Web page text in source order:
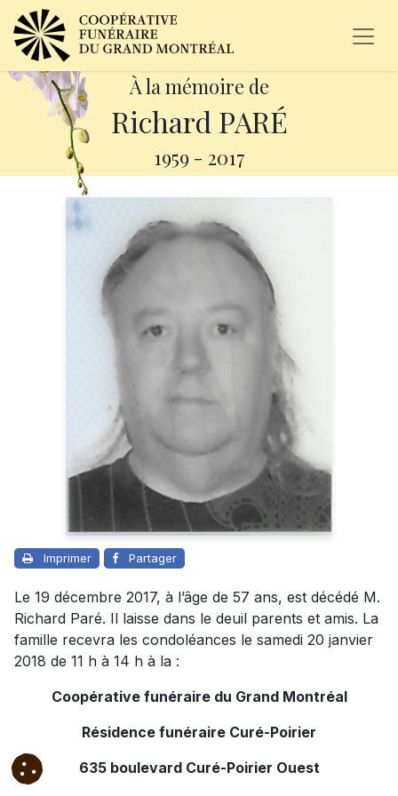
À la mémoire de
Richard PARÉ
1959 - 2017
Imprimer Partager
Le 19 décembre 2017, à l’âge de 57 ans, est décédé M.
Richard Paré. Il laisse dans le deuil parents et amis. La
famille recevra les condoléances le samedi 20 janvier
2018 de 11 h à 14 h à la :
Coopérative funéraire du Grand Montréal
Résidence funéraire Curé-Poirier
635 boulevard Curé-Poirier Ouest